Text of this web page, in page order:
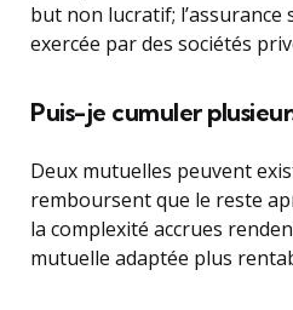
but non lucratif;
exercée par des sociétés
Puis-je cumuler
Deux mutuelles peuvent
remboursent que le reste
la complexité accrues
mutuelle adaptée plus